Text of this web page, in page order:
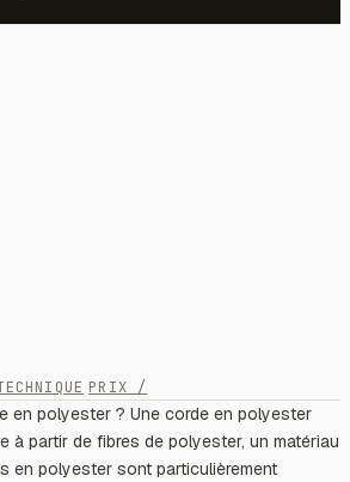
PRIX /
en polyester ? Une corde en polyester
à partir de fibres de polyester, un matériau
en polyester sont particulièrement